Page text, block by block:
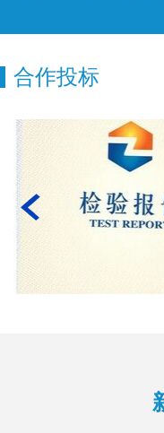
合作投标